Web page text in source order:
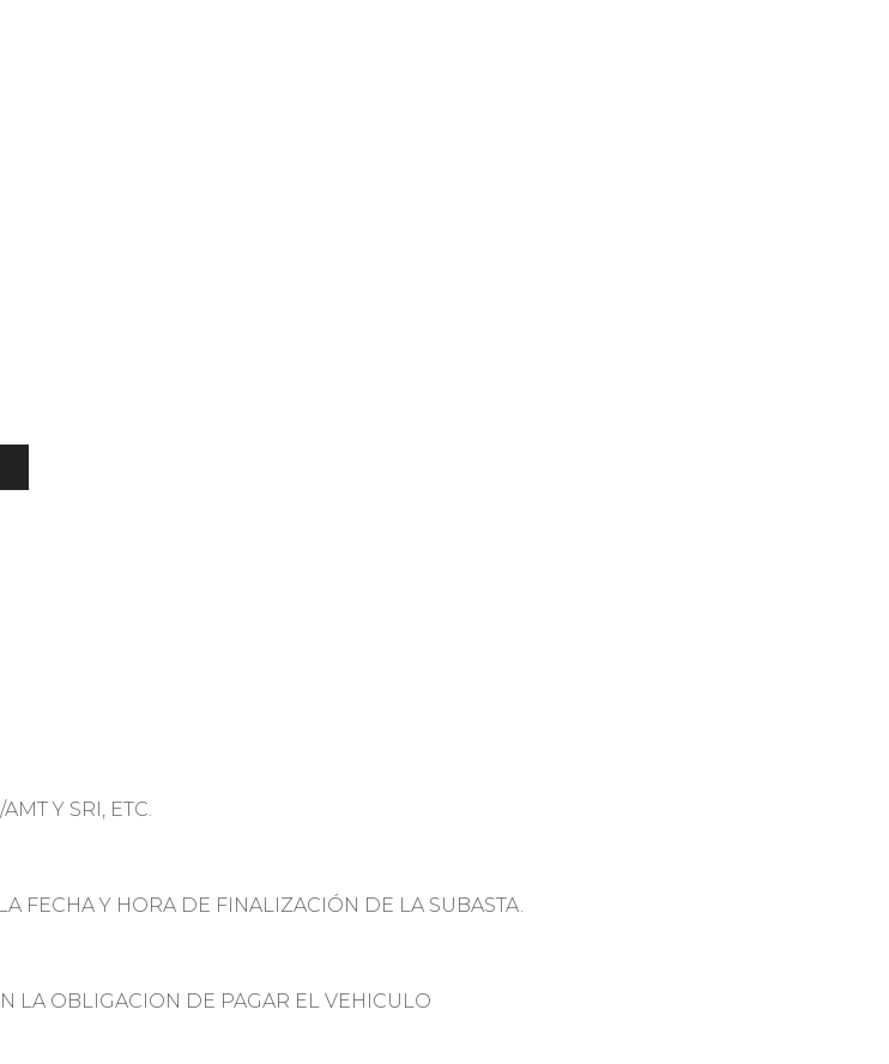
Y SRI, ETC.
FECHA Y HORA DE FINALIZACIÓN DE LA SUBASTA.
LA OBLIGACION DE PAGAR EL VEHICULO